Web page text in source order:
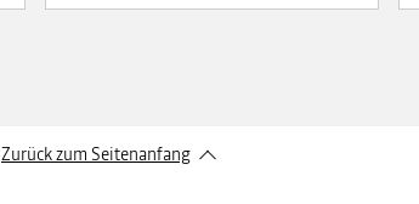
Zurück zum Seitenanfang